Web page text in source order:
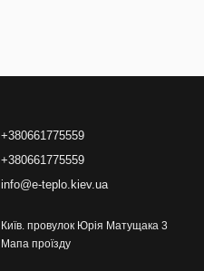
+380661775559
+380661775559
info@e-teplo.kiev.ua
Київ. провулок Юрія Матущака 3
Мапа проїзду